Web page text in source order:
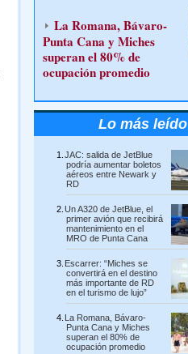
La Romana, Bávaro-
Punta Cana y Miches
superan el 80% de
ocupación promedio
Lo más leído
JAC: salida de JetBlue
podría aumentar boletos
aéreos entre Newark y
RD
Un A320 de JetBlue, el
primer avión que recibirá
mantenimiento en el
MRO de Punta Cana
Escarrer: “Miches se
convertirá en el destino
más importante de RD
en el turismo de lujo”
La Romana, Bávaro-
Punta Cana y Miches
superan el 80% de
ocupación promedio